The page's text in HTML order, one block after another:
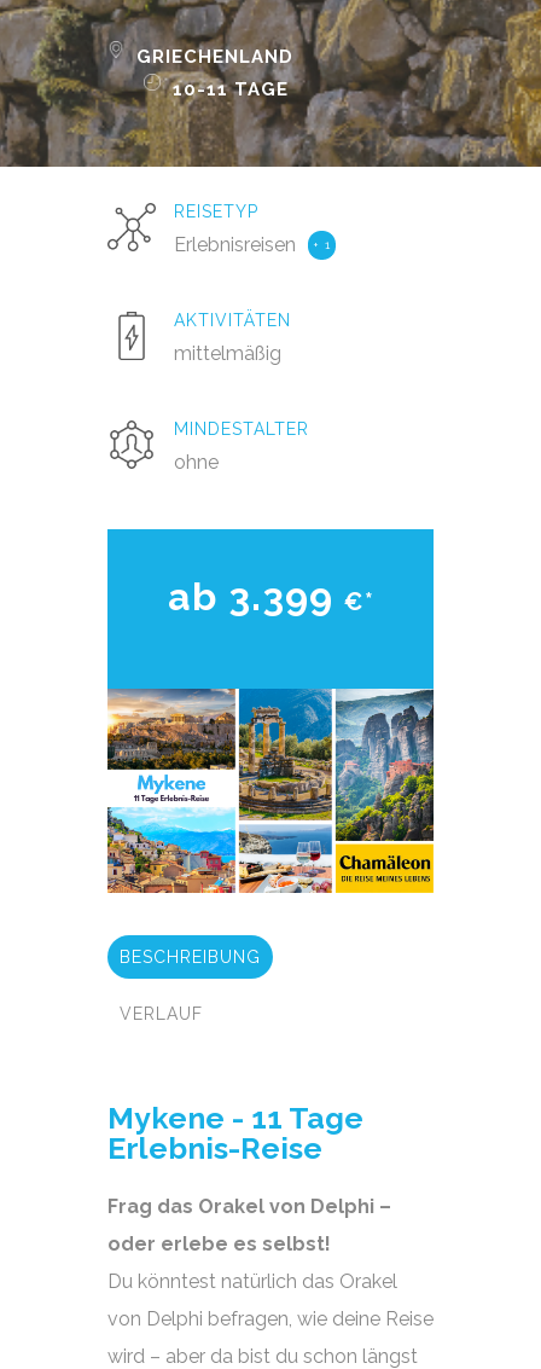
GRIECHENLAND
10-11 TAGE
REISETYP
Erlebnisreisen + 1
AKTIVITÄTEN
mittelmäßig
MINDESTALTER
ohne
ab 3.399 €*
BESCHREIBUNG
VERLAUF
Mykene - 11 Tage
Erlebnis-Reise
Frag das Orakel von Delphi –
oder erlebe es selbst!
Du könntest natürlich das Orakel
von Delphi befragen, wie deine Reise
wird – aber da bist du schon längst